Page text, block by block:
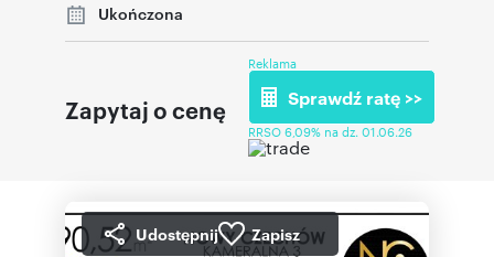
Ukończona
Zapytaj o cenę
Reklama
Sprawdź ratę >>
RRSO 6,09% na dz. 01.06.26
Udostępnij Zapisz